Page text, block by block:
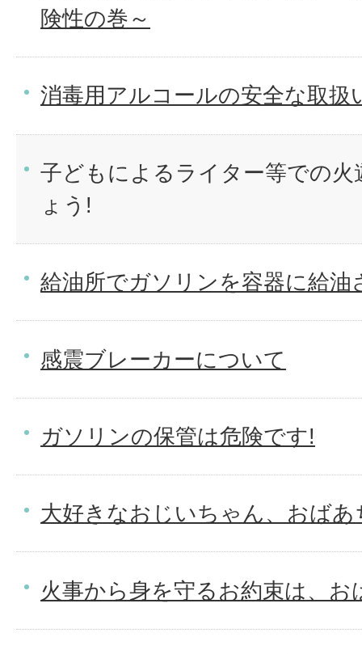
険性の巻～
消毒用アルコールの安全な取扱
子どもによるライター等での
ょう!
給油所でガソリンを容器に給油
感震ブレーカーについて
ガソリンの保管は危険です!
大好きなおじいちゃん、おば
火事から身を守るお約束は、お